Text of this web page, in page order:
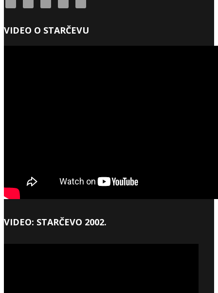
VIDEO O STARČEVU
VIDEO: STARČEVO 2002.